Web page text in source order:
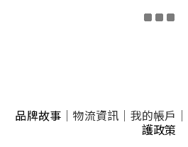
品牌故事 物流資訊 我的帳戶
護政策